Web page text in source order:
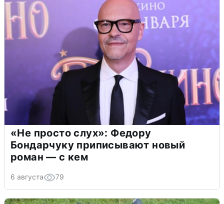
«Не просто слух»: Федору
Бондарчуку приписывают новый
роман — с кем
6 августа 79